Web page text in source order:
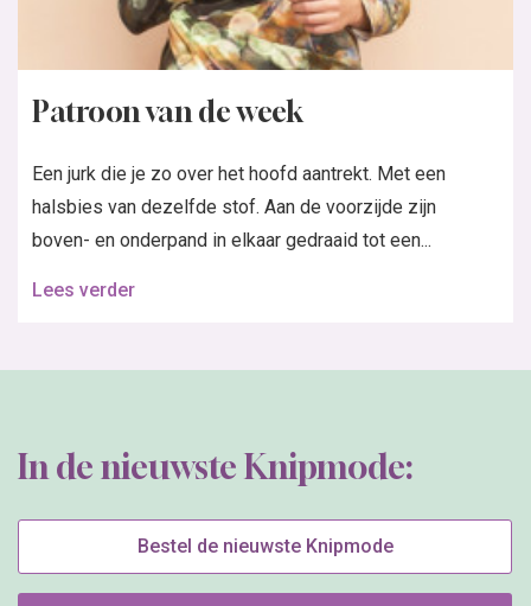
Patroon van de week
Een jurk die je zo over het hoofd aantrekt. Met een
halsbies van dezelfde stof. Aan de voorzijde zijn
boven- en onderpand in elkaar gedraaid tot een...
Lees verder
In de nieuwste Knipmode:
Bestel de nieuwste Knipmode